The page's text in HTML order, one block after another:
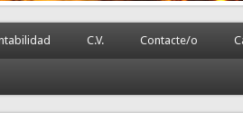
C.V. Contacte/o